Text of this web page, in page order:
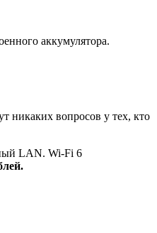
аккумулятора.
никаких вопросов у тех, кто
LAN. Wi-Fi 6